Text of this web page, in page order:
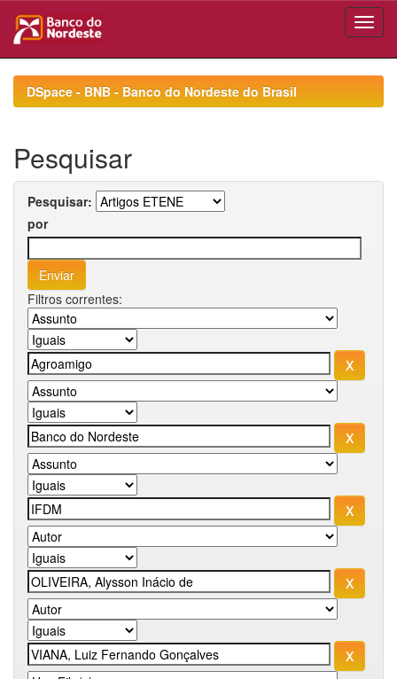
navigationDSpace - BNB - Banco do Nordeste do Brasil
Pesquisar
Pesquisar:
por
Filtros correntes: